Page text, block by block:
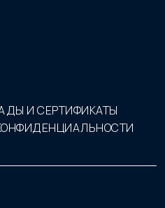
И СЕРТИФИКАТЫ